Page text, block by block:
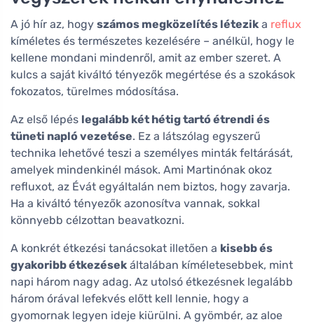
A jó hír az, hogy számos megközelítés létezik a reflux
kíméletes és természetes kezelésére – anélkül, hogy le
kellene mondani mindenről, amit az ember szeret. A
kulcs a saját kiváltó tényezők megértése és a szokások
fokozatos, türelmes módosítása.
Az első lépés legalább két hétig tartó étrendi és
tüneti napló vezetése. Ez a látszólag egyszerű
technika lehetővé teszi a személyes minták feltárását,
amelyek mindenkinél mások. Ami Martinónak okoz
refluxot, az Évát egyáltalán nem biztos, hogy zavarja.
Ha a kiváltó tényezők azonosítva vannak, sokkal
könnyebb célzottan beavatkozni.
A konkrét étkezési tanácsokat illetően a kisebb és
gyakoribb étkezések általában kíméletesebbek, mint
napi három nagy adag. Az utolsó étkezésnek legalább
három órával lefekvés előtt kell lennie, hogy a
gyomornak legyen ideje kiürülni. A gyömbér, az aloe